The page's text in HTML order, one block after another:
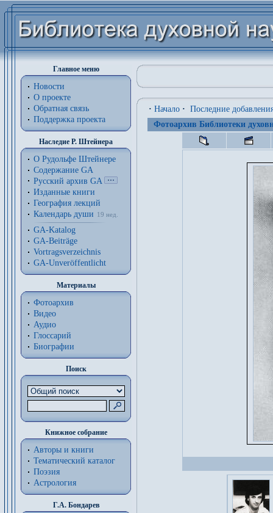
Главное меню
Новости
О проекте
Обратная связь
Поддержка проекта
Наследие Р. Штейнера
О Рудольфе Штейнере
Содержание GA
Русский архив GA
Изданные книги
География лекций
Календарь души
19 нед.
GA-Katalog
GA-Beiträge
Vortragsverzeichnis
GA-Unveröffentlicht
Материалы
Фотоархив
Видео
Аудио
Глоссарий
Биографии
Поиск
Книжное собрание
Авторы и книги
Тематический каталог
Поэзия
Астрология
Г.А. Бондарев
· Начало · Последние
Фотоархив Библиотеки